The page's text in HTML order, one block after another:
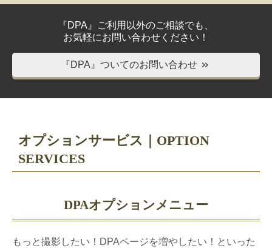
『DPA』ご利用以外のご相談でも、
お気軽にお問い合わせください！
『DPA』ついてのお問い合わせ ＞＞
オプションサービス｜OPTION
SERVICES
DPAオプションメニュー
もっと撮影したい！DPAページを増やしたい！といった